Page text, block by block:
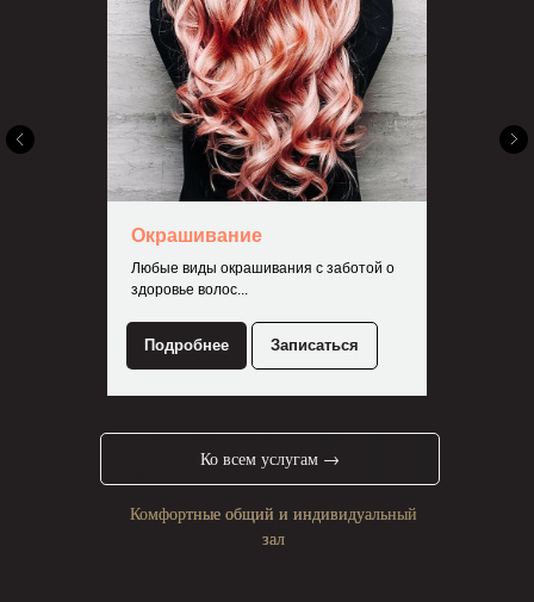
Окрашивание
Любые виды окрашивания с заботой о
здоровье волос...
Подробнее Записаться
Комфортные общий и индивидуальный
зал
Ко всем услугам →